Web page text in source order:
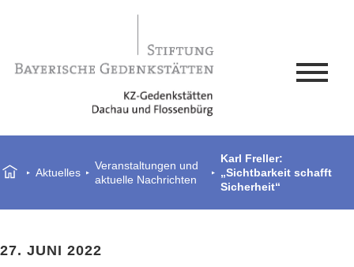
Aktuelles
Veranstaltungen und
aktuelle Nachrichten
Karl Freller:
„Sichtbarkeit schafft
Sicherheit“
27. JUNI 2022